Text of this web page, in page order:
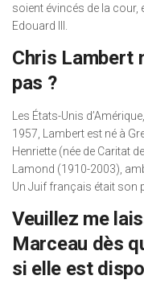
soient évincés de la cour,
Edouard III.
Chris Lambert
pas ?
Les États-Unis
1957, Lambert est né à
Henriette (née de Caritat
Lamond (1910-2003),
Un Juif français était son
Veuillez me
Marceau dès
si elle est